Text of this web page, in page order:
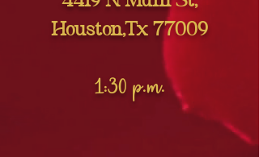
Houston,Tx 77009
1:30p.m.